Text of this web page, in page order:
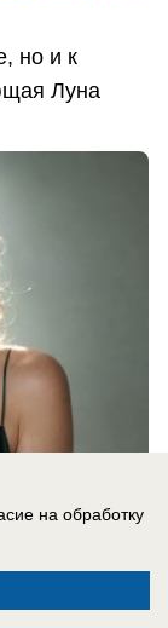
но и к
Луна
на обработку